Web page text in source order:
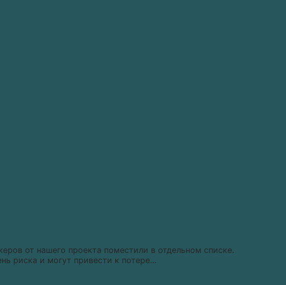
от нашего проекта поместили в отдельном списке.
риска и могут привести к потере…